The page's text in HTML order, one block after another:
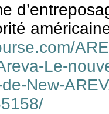
Le-
New-